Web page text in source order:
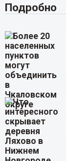
Подробно